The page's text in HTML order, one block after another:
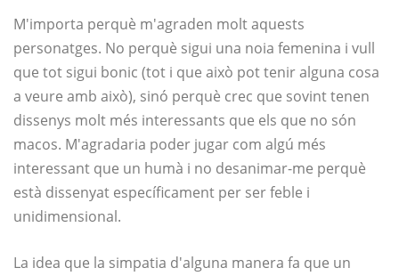
M'importa perquè m'agraden molt aquests
personatges. No perquè sigui una noia femenina i vull
que tot sigui bonic (tot i que això pot tenir alguna cosa
a veure amb això), sinó perquè crec que sovint tenen
dissenys molt més interessants que els que no són
macos. M'agradaria poder jugar com algú més
interessant que un humà i no desanimar-me perquè
està dissenyat específicament per ser feble i
unidimensional.
La idea que la simpatia d'alguna manera fa que un